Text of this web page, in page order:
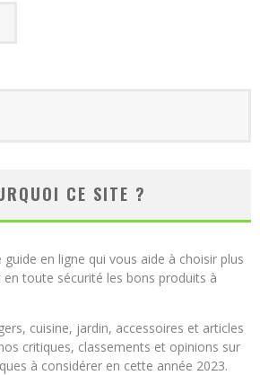
CE SITE ?
en ligne qui vous aide à choisir plus
toute sécurité les bons produits à
cuisine, jardin, accessoires et articles
critiques, classements et opinions sur
à considérer en cette année 2023.